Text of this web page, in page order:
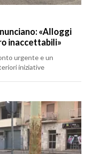
«Alloggi
inaccettabili»
urgente e un
iniziative